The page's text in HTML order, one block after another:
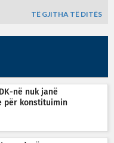
TË GJITHA TË DITËS
në nuk janë
për konstituimin